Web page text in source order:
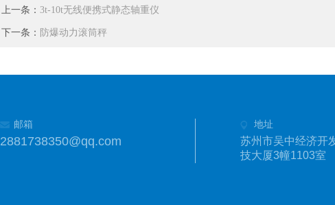
上一条： 3t-10t无线便携式静态轴重仪
下一条： 防爆动力滚筒秤
邮箱
2881738350@qq.com
地址
苏州市吴中经济开
技大厦3幢1103室